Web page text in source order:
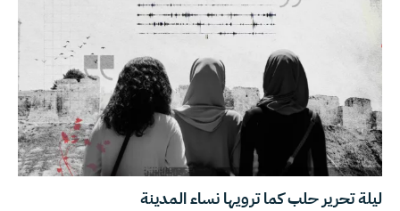
ليلة تحرير حلب كما ترويها نساء المدينة